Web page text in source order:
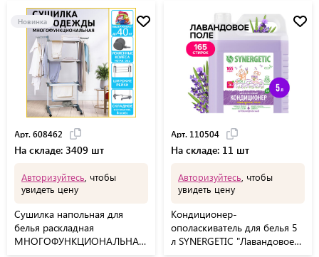
Новинка
Арт. 608462
На складе: 3409 шт
Авторизуйтесь , чтобы
увидеть цену
Сушилка напольная для
белья раскладная
МНОГОФУНКЦИОНАЛЬНАЯ,
Арт. 110504
На складе: 11 шт
Авторизуйтесь , чтобы
увидеть цену
Кондиционер-
ополаскиватель для белья 5
л SYNERGETIC "Лавандовое